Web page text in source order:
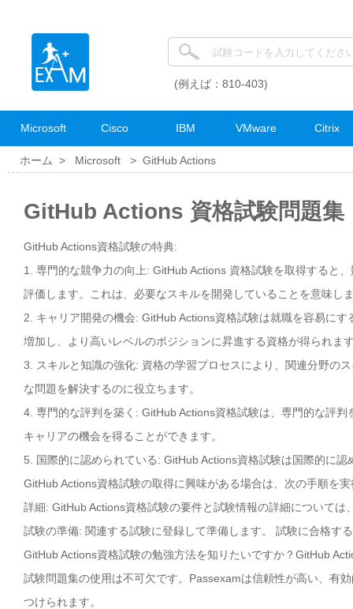
(例えば：810-403)
Microsoft Cisco IBM VMware Citrix
ホーム > Microsoft > GitHub Actions
GitHub Actions 資格試験問題集
GitHub Actions資格試験の特典:
1. 専門的な競争力の向上: GitHub Actions 資格試験を取得すると
評価します。これは、必要なスキルを開発していることを意味し
2. キャリア開発の機会: GitHub Actions資格試験は就職を容易に
増加し、より高いレベルのポジションに昇進する資格が得られま
3. スキルと知識の強化: 資格の学習プロセスにより、関連分野の
な問題を解決するのに役立ちます。
4. 専門的な評判を築く: GitHub Actions資格試験は、専門的な評
キャリアの機会を得ることができます。
5. 国際的に認められている: GitHub Actions資格試験は国際的に
GitHub Actions資格試験の取得に興味がある場合は、次の手順を
詳細: GitHub Actions資格試験の要件と試験情報の詳細については
試験の準備: 関連する試験に登録して準備します。 試験に合格す
GitHub Actions資格試験の勉強方法を知りたいですか？GitHub
試験問題集の使用は不可欠です。Passexamは信頼性が高い、有
つけられます。